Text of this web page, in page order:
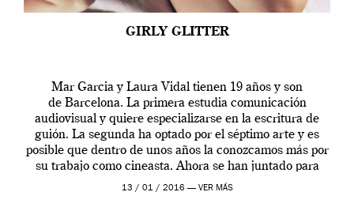
GIRLY GLITTER
Mar Garcia y Laura Vidal tienen 19 años y son
de Barcelona. La primera estudia comunicación
audiovisual y quiere especializarse en la escritura de
guión. La segunda ha optado por el séptimo arte y es
posible que dentro de unos años la conozcamos más por
su trabajo como cineasta. Ahora se han juntado para
contarnos una […]
13 / 01 / 2016 — VER MÁS